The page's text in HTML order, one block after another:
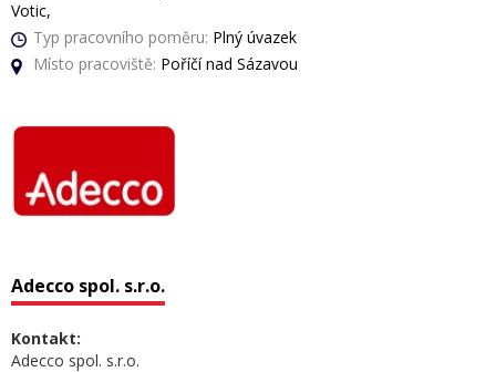
Votic,
Typ pracovního poměru: Plný úvazek
Místo pracoviště: Poříčí nad Sázavou
Adecco spol. s.r.o.
Kontakt:
Adecco spol. s.r.o.